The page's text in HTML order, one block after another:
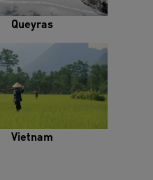
Queyras
Vietnam